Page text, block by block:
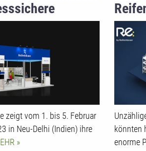
und
zeigt vom 1. bis 5. Februar
in Neu-Delhi (Indien) ihre
könnten
enorme